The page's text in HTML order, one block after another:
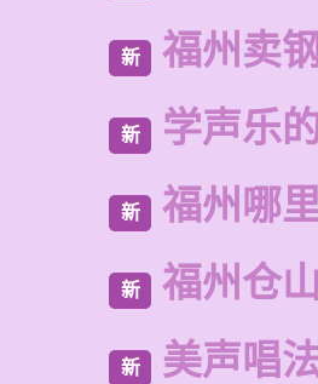
新 福州卖
新 学声乐
新 福州哪
新 福州仓
新 美声唱